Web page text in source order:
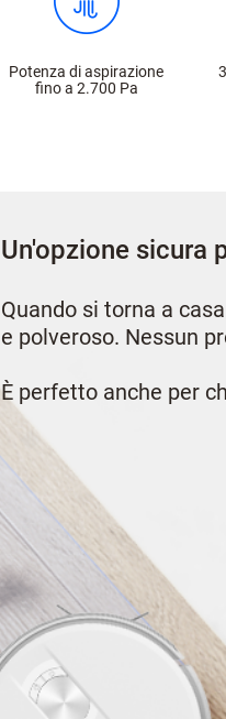
Potenza di aspirazione
fino a 2.700 Pa
Un'opzione sicura
Quando si torna a
e polveroso. Nessun
È perfetto anche per